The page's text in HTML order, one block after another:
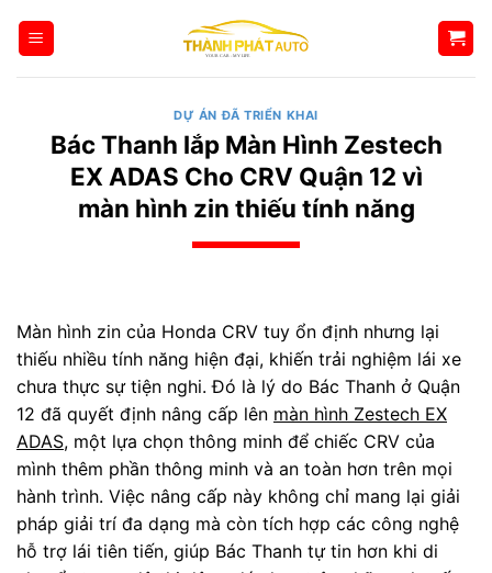
qua
DỰ ÁN ĐÃ TRIỂN KHAI
Bác Thanh lắp Màn Hình Zestech
EX ADAS Cho CRV Quận 12 vì
màn hình zin thiếu tính năng
Màn hình zin của Honda CRV tuy ổn định nhưng lại
thiếu nhiều tính năng hiện đại, khiến trải nghiệm lái xe
chưa thực sự tiện nghi. Đó là lý do Bác Thanh ở Quận
12 đã quyết định nâng cấp lên màn hình Zestech EX
ADAS, một lựa chọn thông minh để chiếc CRV của
mình thêm phần thông minh và an toàn hơn trên mọi
hành trình. Việc nâng cấp này không chỉ mang lại giải
pháp giải trí đa dạng mà còn tích hợp các công nghệ
hỗ trợ lái tiên tiến, giúp Bác Thanh tự tin hơn khi di